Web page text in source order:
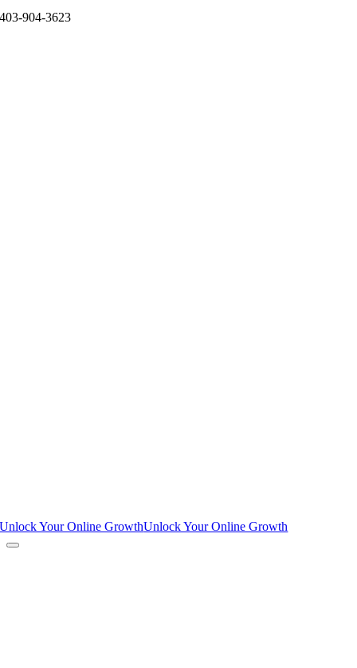
403-904-3623
Unlock Your Online GrowthUnlock Your Online Growth